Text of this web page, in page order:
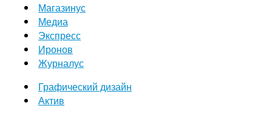
Магазинус
Медиа
Экспресс
Иронов
Журналус
Графический дизайн
Актив